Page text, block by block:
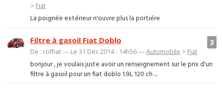
> Fiat
La poignée extérieur n'ouvre plus la portiére
3
Filtre à gasoil Fiat Doblo
De : roffiat — Le 31 Déc 2014 - 14h56 —Automobile > Fiat
bonjour , je voulais juste avoir un renseignement sur le prix d'un
filtre à gasoil pour un fiat doblo 1.9L 120 ch ...